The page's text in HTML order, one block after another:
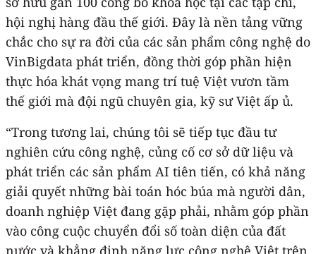
hội nghị hàng đầu thế giới. Đây là nền tảng vững
chắc cho sự ra đời của các sản phẩm công nghệ do
VinBigdata phát triển, đồng thời góp phần hiện
thực hóa khát vọng mang trí tuệ Việt vươn tầm
thế giới mà đội ngũ chuyên gia, kỹ sư Việt ấp ủ.
“Trong tương lai, chúng tôi sẽ tiếp tục đầu tư
nghiên cứu công nghệ, củng cố cơ sở dữ liệu và
phát triển các sản phẩm AI tiên tiến, có khả năng
giải quyết những bài toán hóc búa mà người dân,
doanh nghiệp Việt đang gặp phải, nhằm góp phần
vào công cuộc chuyển đổi số toàn diện của đất
nước và khẳng định năng lực công nghệ Việt trên